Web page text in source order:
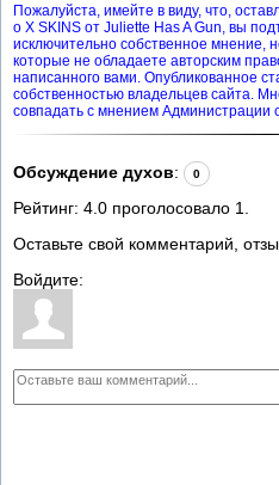
Пожалуйста, имейте в виду, что,
о X SKINS от Juliette Has A Gun, вы
исключительно собственное мнение,
которые не обладаете авторским
написанного вами. Опубликованное
собственностью владельцев сайта.
совпадать с мнением Администрации
Обсуждение духов: 0
Рейтинг: 4.0 проголосовало 1
Оставьте свой комментарий,
Войдите: